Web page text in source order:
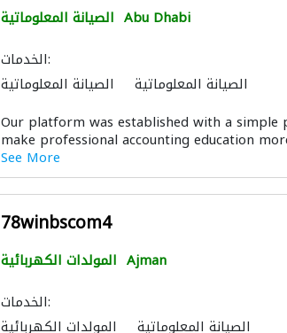
الصيانة المعلوماتية Abu Dhabi
الخدمات:
الصيانة المعلوماتية
الصيانة المعلوماتية
Our platform was established with a simple
make professional accounting education
See More
78winbscom4
المولدات الكهربائية Ajman
الخدمات:
المولدات الكهربائية
الصيانة المعلوماتية